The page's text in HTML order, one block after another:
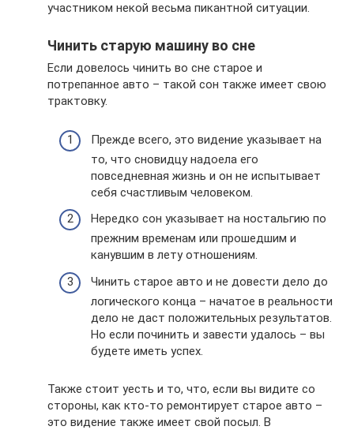
участником некой весьма пикантной ситуации.
Чинить старую машину во сне
Если довелось чинить во сне старое и
потрепанное авто – такой сон также имеет свою
трактовку.
Прежде всего, это видение указывает на
то, что сновидцу надоела его
повседневная жизнь и он не испытывает
себя счастливым человеком.
Нередко сон указывает на ностальгию по
прежним временам или прошедшим и
канувшим в лету отношениям.
Чинить старое авто и не довести дело до
логического конца – начатое в реальности
дело не даст положительных результатов.
Но если починить и завести удалось – вы
будете иметь успех.
Также стоит уесть и то, что, если вы видите со
стороны, как кто-то ремонтирует старое авто –
это видение также имеет свой посыл. В